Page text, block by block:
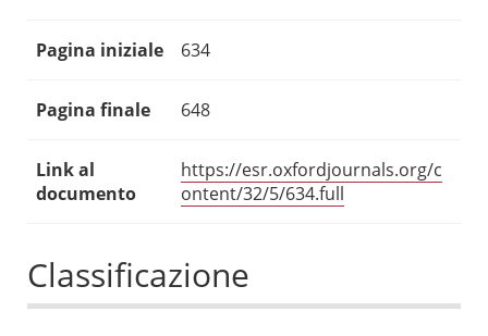
Pagina iniziale 634
Pagina finale 648
Link al
documento
https://esr.oxfordjournals.org/c
ontent/32/5/634.full
Classificazione